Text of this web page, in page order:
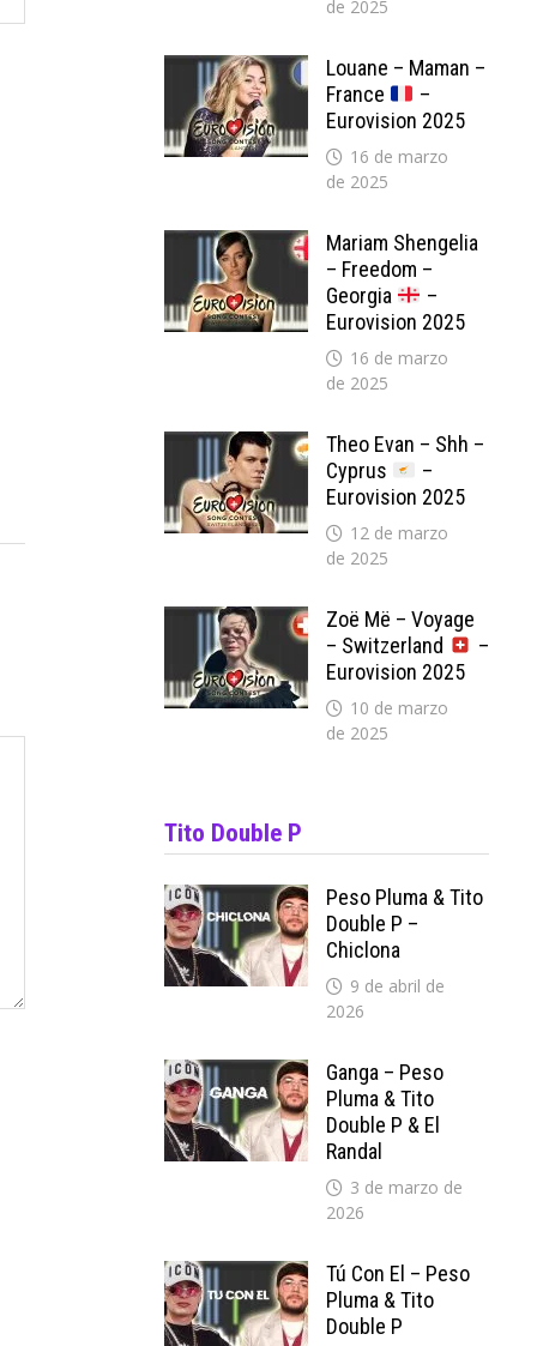
de 2025
Louane – Maman –
France
–
Eurovision 2025
16 de marzo
de 2025
Mariam Shengelia
– Freedom –
Georgia
–
Eurovision 2025
16 de marzo
de 2025
Theo Evan – Shh –
Cyprus
–
Eurovision 2025
12 de marzo
de 2025
Zoë Më – Voyage
– Switzerland
–
Eurovision 2025
10 de marzo
de 2025
Tito Double P
Peso Pluma & Tito
Double P –
Chiclona
9 de abril de
2026
Ganga – Peso
Pluma & Tito
Double P & El
Randal
3 de marzo de
2026
Tú Con El – Peso
Pluma & Tito
Double P